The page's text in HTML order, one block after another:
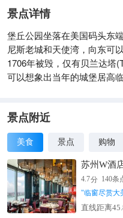
景点详情
堡丘公园坐落在美国码头东
尼斯老城和天使湾，向东可
1706年被毁，仅有贝兰达塔
可以想象出当年的城堡居高
景点附近
美食 景点 购物
苏州W酒
4.7分 140条
"临窗尽赏大
直线距离